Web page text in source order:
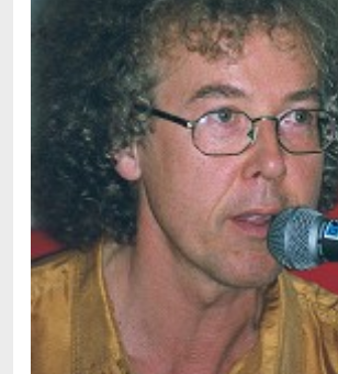
Abedi, Isabel
Abele, Inga
Abgarjan, Narine
Abish, Walter
Aboulela, Leila
Abrahams, Peter (f. 1919)
Abrahams, Peter (f. 1947)
Abrahamson, Emmy
Abse, Dannie
Abu-Jaber, Diana
Abulhawa, Susan
Aburas, Lone
Achebe, Chinua
Achmatova, Anna
Aciman, André
Ackebo, Lena